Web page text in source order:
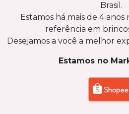
Brasil.
Estamos há mais de 4
referência em
Desejamos a você a melhor
Estamos no